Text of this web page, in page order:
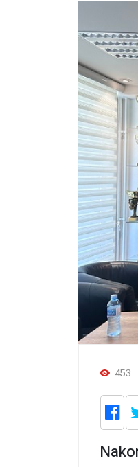
453